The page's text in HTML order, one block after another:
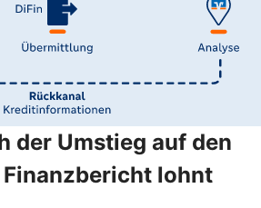
der Umstieg auf den
lohnt